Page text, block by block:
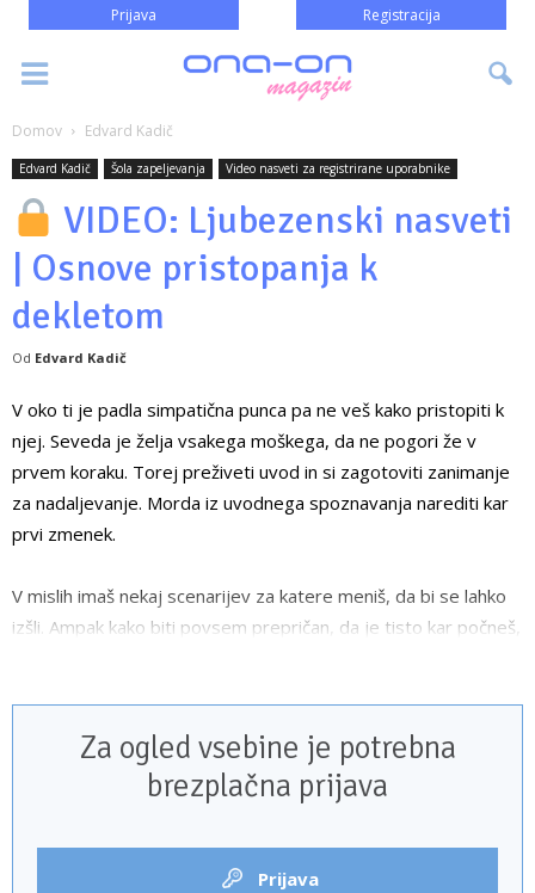
Prijava Registracija
Domov Edvard Kadič
Edvard Kadič Šola zapeljevanja Video nasveti za registrirane uporabnike
VIDEO: Ljubezenski nasveti
| Osnove pristopanja k
dekletom
Od Edvard Kadič
V oko ti je padla simpatična punca pa ne veš kako pristopiti k
njej. Seveda je želja vsakega moškega, da ne pogori že v
prvem koraku. Torej preživeti uvod in si zagotoviti zanimanje
za nadaljevanje. Morda iz uvodnega spoznavanja narediti kar
prvi zmenek.
V mislih imaš nekaj scenarijev za katere meniš, da bi se lahko
izšli. Ampak kako biti povsem prepričan, da je tisto kar počneš,
Za ogled vsebine je potrebna
brezplačna prijava
Prijava